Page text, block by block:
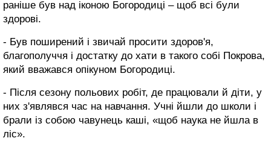
раніше був над іконою Богородиці – щоб всі були
здорові.
- Був поширений і звичай просити здоров'я,
благополуччя і достатку до хати в такого собі Покрова,
який вважався опікуном Богородиці.
- Після сезону польових робіт, де працювали й діти, у
них з'являвся час на навчання. Учні йшли до школи і
брали із собою чавунець каші, «щоб наука не йшла в
ліс».